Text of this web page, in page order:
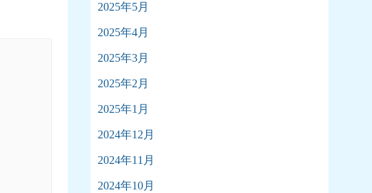
2025年5月
2025年4月
2025年3月
2025年2月
2025年1月
2024年12月
2024年11月
2024年10月